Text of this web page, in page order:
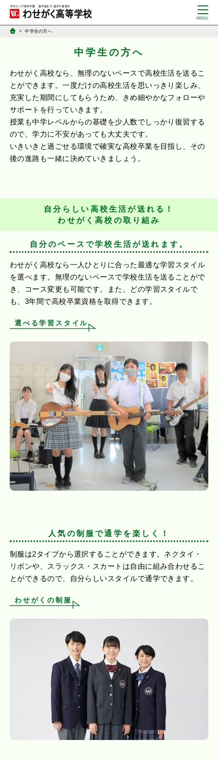
中学生の方へ
中学生の方へ
わせがく高校なら、無理のないペースで高校生活を送るこ
とができます。一度だけの高校生活を思いっきり楽しみ、
充実した期間にしてもらうため、きめ細やかなフォローや
サポートを行っていきます。
授業も中学レベルからの基礎を少人数でしっかり復習する
ので、学力に不安があっても大丈夫です。
いきいきと過ごせる環境で確実な高校卒業を目指し、その
後の進路も一緒に決めていきましょう。
自分らしい高校生活が送れる！
わせがく高校の取り組み
自分のペースで学校生活が送れます。
わせがく高校なら一人ひとりに合った最適な学習スタイル
を選べます。無理のないペースで学校生活を送ることがで
き、コース変更も可能です。また、どの学習スタイルで
も、3年間で高校卒業資格を取得できます。
選べる学習スタイル
人気の制服で通学を楽しく！
制服は2タイプから選択することができます。ネクタイ・
リボンや、スラックス・スカートは自由に組み合わせるこ
とができるので、自分らしいスタイルで通学できます。
わせがくの制服